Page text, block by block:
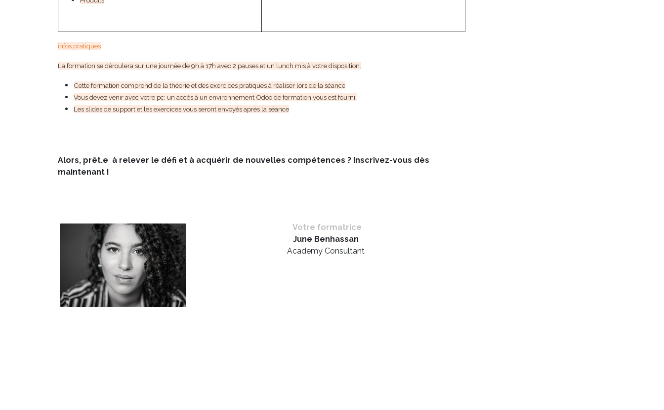
infos pratiques
La formation se déroulera sur une journée de 9h à 17h avec 2 pauses et un lunch mis à votre disposition.
Cette formation comprend de la théorie et des exercices pratiques à réaliser lors de la séance
Vous devez venir avec votre pc: un accès à un environnement Odoo de formation vous est fourni
Les slides de support et les exercices vous seront envoyés après la séance
Alors, prêt.e à relever le défi et à acquérir de nouvelles compétences ? Inscrivez-vous dès
maintenant !
Votre formatrice
June Benhassan
Academy Consultant